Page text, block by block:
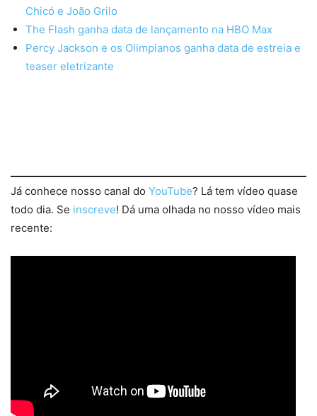
Chicó e João Grilo
The Flash ganha data de lançamento na HBO Max
Percy Jackson e os Olimpianos ganha data de estreia e
teaser eletrizante
Já conhece nosso canal do YouTube? Lá tem vídeo quase
todo dia. Se inscreve! Dá uma olhada no nosso vídeo mais
recente: